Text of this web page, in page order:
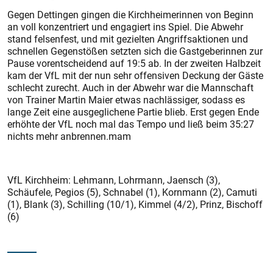
Gegen Dettingen gingen die Kirchheimerinnen von Beginn
an voll konzentriert und engagiert ins Spiel. Die Abwehr
stand felsenfest, und mit gezielten Angriffsaktionen und
schnellen Gegenstößen setzten sich die Gastgeberinnen zur
Pause vorentscheidend auf 19:5 ab. In der zweiten Halbzeit
kam der VfL mit der nun sehr offensiven Deckung der Gäste
schlecht zurecht. Auch in der Abwehr war die Mannschaft
von Trainer Martin Maier etwas nachlässiger, sodass es
lange Zeit eine ausgeglichene Partie blieb. Erst gegen Ende
erhöhte der VfL noch mal das Tempo und ließ beim 35:27
nichts mehr anbrennen.mam
VfL Kirchheim: Lehmann, Lohrmann, Jaensch (3),
Schäufele, Pegios (5), Schnabel (1), Kornmann (2), Camuti
(1), Blank (3), Schilling (10/1), Kimmel (4/2), Prinz, Bischoff
(6)